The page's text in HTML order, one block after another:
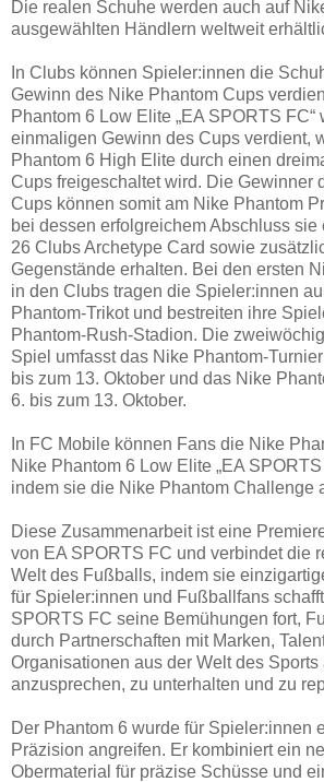
Die realen Schuhe werden auch auf
ausgewählten Händlern weltweit
In Clubs können Spieler:innen die
Gewinn des Nike Phantom Cups
Phantom 6 Low Elite „EA SPORTS FC“
einmaligen Gewinn des Cups verdient,
Phantom 6 High Elite durch einen
Cups freigeschaltet wird. Die Gewinner
Cups können somit am Nike Phantom
bei dessen erfolgreichem Abschluss
26 Clubs Archetype Card sowie
Gegenstände erhalten. Bei den ersten
in den Clubs tragen die Spieler:innen
Phantom-Trikot und bestreiten ihre
Phantom-Rush-Stadion. Die
Spiel umfasst das Nike Phantom-
bis zum 13. Oktober und das Nike
6. bis zum 13. Oktober.
In FC Mobile können Fans die Nike
Nike Phantom 6 Low Elite „EA
indem sie die Nike Phantom Challenge
Diese Zusammenarbeit ist eine
von EA SPORTS FC und verbindet die
Welt des Fußballs, indem sie
für Spieler:innen und Fußballfans
SPORTS FC seine Bemühungen fort,
durch Partnerschaften mit Marken,
Organisationen aus der Welt des Sports
anzusprechen, zu unterhalten und zu
Der Phantom 6 wurde für Spieler:innen
Präzision angreifen. Er kombiniert ein
Obermaterial für präzise Schüsse und